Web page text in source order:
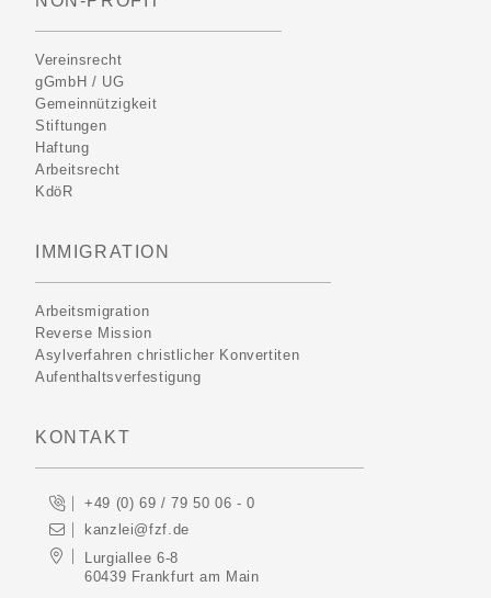
Vereinsrecht
gGmbH / UG
Gemeinnützigkeit
Stiftungen
Haftung
Arbeitsrecht
KdöR
IMMIGRATION
Arbeitsmigration
Reverse Mission
Asylverfahren christlicher Konvertiten
Aufenthaltsverfestigung
KONTAKT
+49 (0) 69 / 79 50 06 - 0
kanzlei@fzf.de
Lurgiallee 6-8
60439 Frankfurt am Main